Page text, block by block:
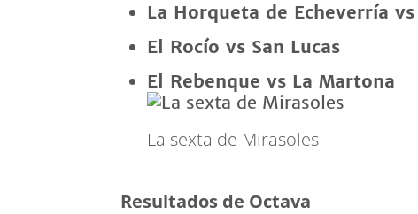
La Horqueta de Echeverría
El Rocío vs San Lucas
El Rebenque vs La Martona
La sexta de Mirasoles
Resultados de Octava